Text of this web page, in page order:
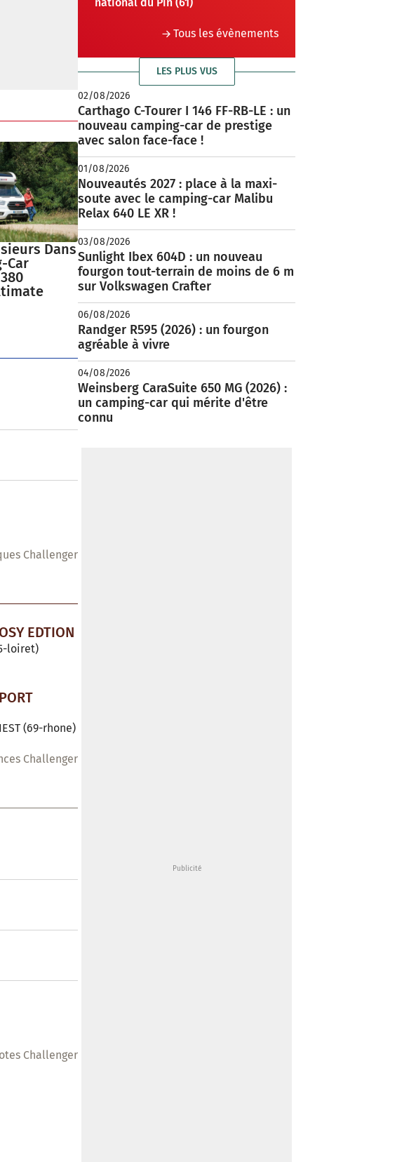
Dans
Car
Challenger
EDTION
loiret)
(69-rhone)
Challenger
Challenger
Tous les évènements
LES PLUS VUS
02/08/2026
Carthago C-Tourer I 146 FF-RB-LE : un
nouveau camping-car de prestige
avec salon face-face !
01/08/2026
Nouveautés 2027 : place à la maxi-
soute avec le camping-car Malibu
Relax 640 LE XR !
03/08/2026
Sunlight Ibex 604D : un nouveau
fourgon tout-terrain de moins de 6 m
sur Volkswagen Crafter
06/08/2026
Randger R595 (2026) : un fourgon
agréable à vivre
04/08/2026
Weinsberg CaraSuite 650 MG (2026) :
un camping-car qui mérite d'être
connu